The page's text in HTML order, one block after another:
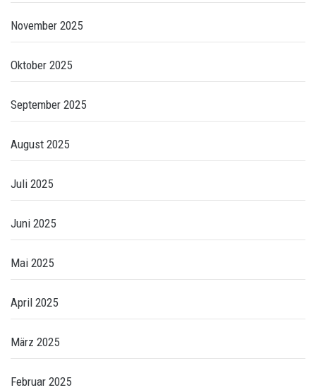
November 2025
Oktober 2025
September 2025
August 2025
Juli 2025
Juni 2025
Mai 2025
April 2025
März 2025
Februar 2025